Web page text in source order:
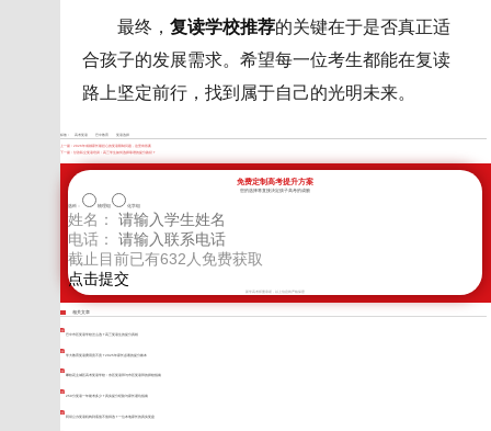
最终， 复读学校推荐的关键在于是否真正适
合孩子的发展需求。希望每一位考生都能在复读
路上坚定前行，找到属于自己的光明未来。
标签： 高考复读 巴中教育 复读选择
上一篇： 2026年成都家长最担心的复读限制问题，这里有答案
下一篇：
甘孜私立复读培训：高三学生如何选择靠谱的提分路径？
免费定制高考提升方案
您的选择将直接决定孩子高考的成败
选科： 物理组 化学组
姓名：
电话：
截止目前已有632 人免费获取
新学高考郑重承诺，以上信息将严格保密
相关文章
巴中市区复读学校怎么选？高三复读生的提分真相
学大教育复读费用贵不贵？2025年家长必看的提分账本
攀枝花主城区高考复读学校：东区复读班与市区复读班的择校指南
250分复读一年能考多少？真实提分经验与家长避坑指南
阿坝公办复读机构到底值不值得选？一位本地家长的真实复盘